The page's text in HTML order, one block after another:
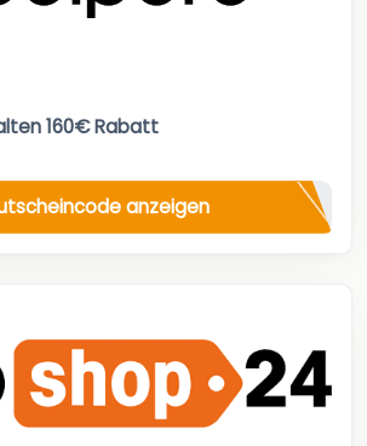
160€ Rabatt
anzeigen